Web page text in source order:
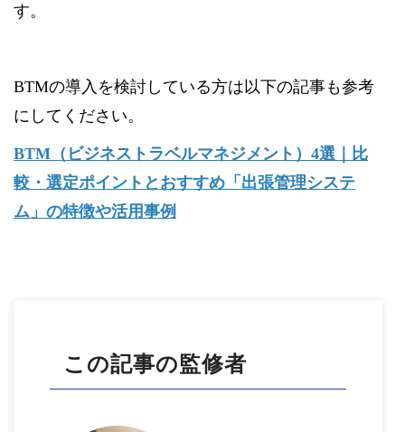
す。
BTMの導入を検討している方は以下の記事も参考
にしてください。
BTM（ビジネストラベルマネジメント）4選｜比
較・選定ポイントとおすすめ「出張管理システ
ム」の特徴や活用事例
この記事の監修者